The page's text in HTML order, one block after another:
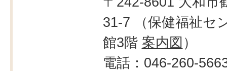
31-7 （保健福祉セ
館3階 案内図 ）
電話：046-260-